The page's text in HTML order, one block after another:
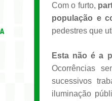
Com o furto,
população e
pedestres que
Esta não é a
Ocorrências
sucessivos
iluminação